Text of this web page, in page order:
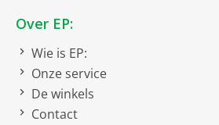
Over EP:
Wie is EP:
Onze service
De winkels
Contact